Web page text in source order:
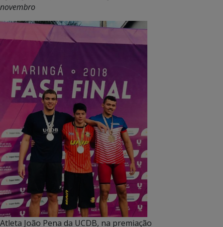
novembro
Atleta João Pena da UCDB, na premiação